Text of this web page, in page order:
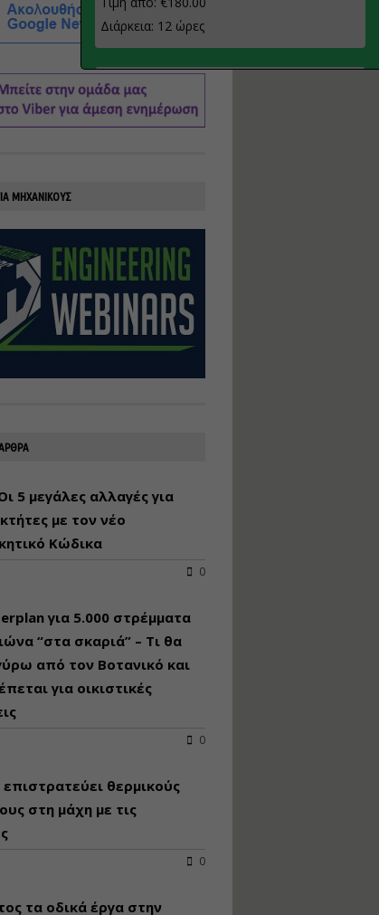
ΜΗΧΑΝΙΚΟΥΣ
5 μεγάλες αλλαγές για
με τον νέο
Κώδικα
0
για 5.000 στρέμματα
“στα σκαριά” – Τι θα
από τον Βοτανικό και
για οικιστικές
0
θερμικούς
στη μάχη με τις
0
τα οδικά έργα στην
Διάρκεια: 12 ώρες
υλοποίηση
φωτοβολταϊκών
Τιμή από: €230.00
Διάρκεια: 16 ώρες
Αρχιτεκτονικός
Σχεδιασμός με το
Rhinoceros
Τιμή από: €230.00
Διάρκεια: 14 ώρες
πιστοποιητικού
Εισηγητές:
Γραμματή Μπακλατσή
Τιμή από: €145.00